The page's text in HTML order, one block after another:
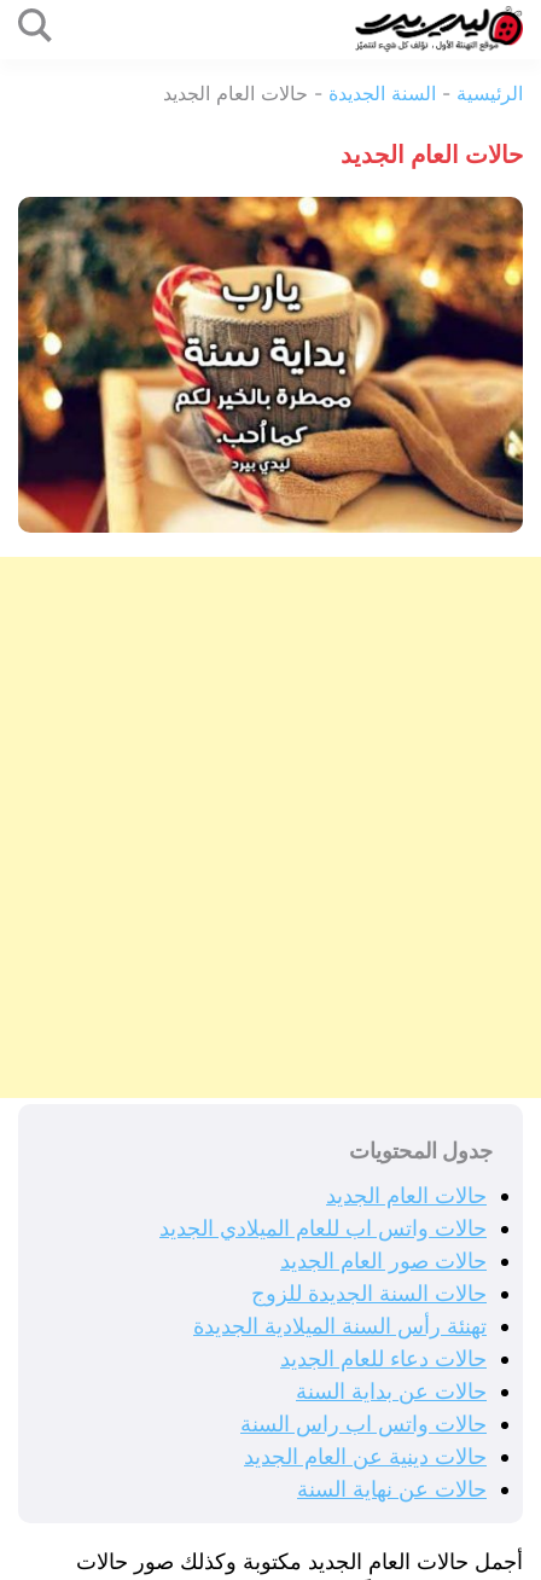
المحتوى
بيرد
الرئيسية - السنة الجديدة - حالات العام الجديد
حالات العام الجديد
جدول المحتويات
حالات العام الجديد
حالات واتس اب للعام الميلادي الجديد
حالات صور العام الجديد
حالات السنة الجديدة للزوج
تهنئة رأس السنة الميلادية الجديدة
حالات دعاء للعام الجديد
حالات عن بداية السنة
حالات واتس اب راس السنة
حالات دينية عن العام الجديد
حالات عن نهاية السنة
أجمل حالات العام الجديد مكتوبة وكذلك صور حالات